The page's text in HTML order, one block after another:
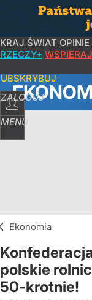
KRAJ ŚWIAT OPINIE
RZECZY+ WSPIERAJ
ZALOGUJ
MENU
Ekonomia
polskie
50-krotnie!